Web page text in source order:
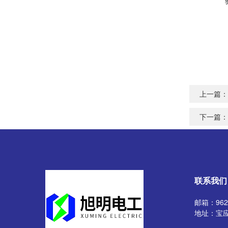
上一篇：
下一篇：
联系我们
邮箱：
地址：宝